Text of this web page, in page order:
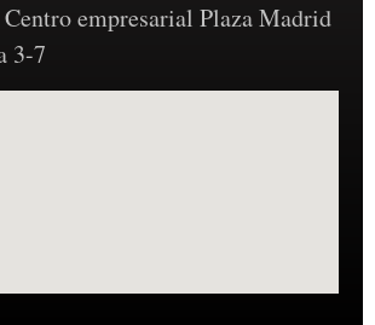
empresarial Plaza Madrid
3-7